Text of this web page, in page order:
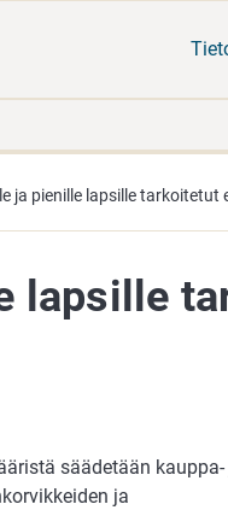
ja pienille lapsille tarkoitetut
lapsille
säädetään kauppa-
ja